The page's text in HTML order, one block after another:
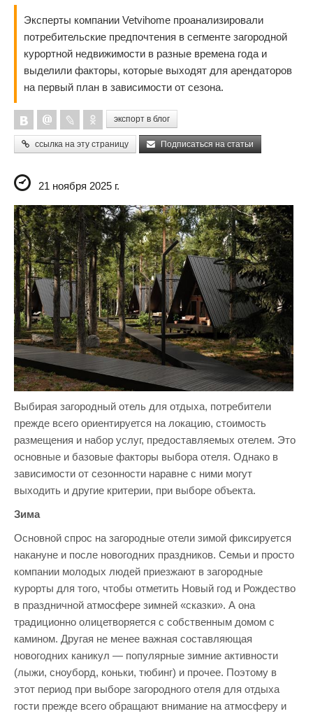
Эксперты компании Vetvihome проанализировали
потребительские предпочтения в сегменте загородной
курортной недвижимости в разные времена года и
выделили факторы, которые выходят для арендаторов
на первый план в зависимости от сезона.
экспорт в блог
ссылка на эту страницу Подписаться на статьи
21 ноября 2025 г.
Выбирая загородный отель для отдыха, потребители
прежде всего ориентируется на локацию, стоимость
размещения и набор услуг, предоставляемых отелем. Это
основные и базовые факторы выбора отеля. Однако в
зависимости от сезонности наравне с ними могут
выходить и другие критерии, при выборе объекта.
Зима
Основной спрос на загородные отели зимой фиксируется
накануне и после новогодних праздников. Семьи и просто
компании молодых людей приезжают в загородные
курорты для того, чтобы отметить Новый год и Рождество
в праздничной атмосфере зимней «сказки». А она
традиционно олицетворяется с собственным домом с
камином. Другая не менее важная составляющая
новогодних каникул — популярные зимние активности
(лыжи, сноуборд, коньки, тюбинг) и прочее. Поэтому в
этот период при выборе загородного отеля для отдыха
гости прежде всего обращают внимание на атмосферу и